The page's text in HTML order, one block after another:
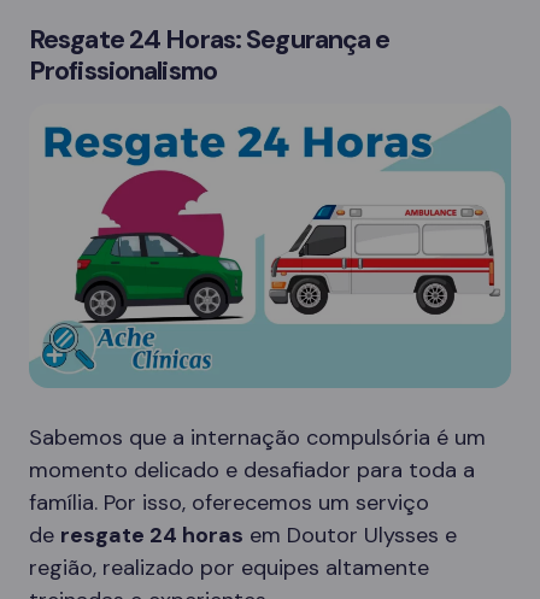
Resgate 24 Horas: Segurança e
Profissionalismo
Sabemos que a internação compulsória é um
momento delicado e desafiador para toda a
família. Por isso, oferecemos um serviço
de resgate 24 horas em Doutor Ulysses e
região, realizado por equipes altamente